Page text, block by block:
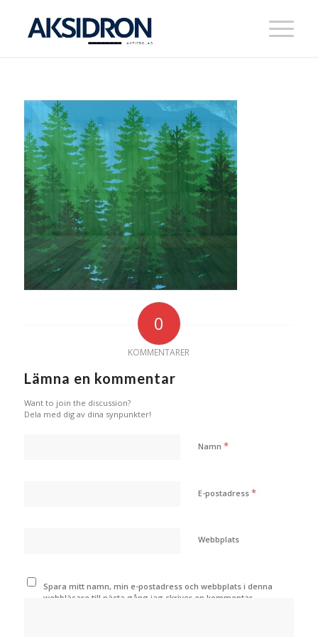
0
KOMMENTARER
Lämna en kommentar
Want to join the discussion?
Dela med dig av dina synpunkter!
Namn *
E-postadress *
Webbplats
Spara mitt namn, min e-postadress och webbplats i denna
webbläsare till nästa gång jag skriver en kommentar.